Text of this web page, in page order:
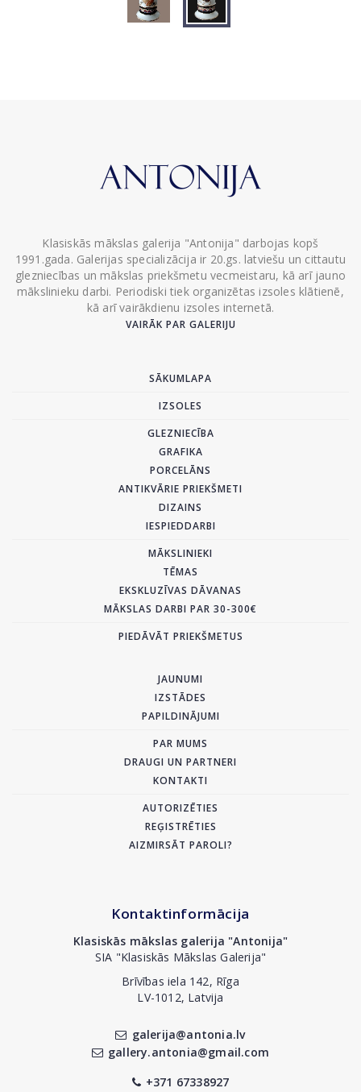
Klasiskās mākslas galerija "Antonija" darbojas kopš
1991.gada. Galerijas specializācija ir 20.gs. latviešu un cittautu
glezniecības un mākslas priekšmetu vecmeistaru, kā arī jauno
mākslinieku darbi. Periodiski tiek organizētas izsoles klātienē,
kā arī vairākdienu izsoles internetā.
VAIRĀK PAR GALERIJU
SĀKUMLAPA
IZSOLES
GLEZNIECĪBA
GRAFIKA
PORCELĀNS
ANTIKVĀRIE PRIEKŠMETI
DIZAINS
IESPIEDDARBI
MĀKSLINIEKI
TĒMAS
EKSKLUZĪVAS DĀVANAS
MĀKSLAS DARBI PAR 30-300€
PIEDĀVĀT PRIEKŠMETUS
JAUNUMI
IZSTĀDES
PAPILDINĀJUMI
PAR MUMS
DRAUGI UN PARTNERI
KONTAKTI
AUTORIZĒTIES
REĢISTRĒTIES
AIZMIRSĀT PAROLI?
Kontaktinformācija
Klasiskās mākslas galerija "Antonija"
SIA "Klasiskās Mākslas Galerija"
Brīvības iela 142, Rīga
LV-1012, Latvija
galerija@antonia.lv
gallery.antonia@gmail.com
+371 67338927